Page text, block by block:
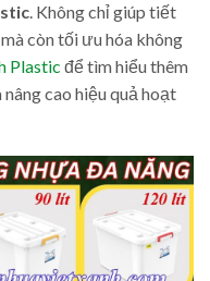
. Không chỉ giúp tiết
còn tối ưu hóa không
Plastic để tìm hiểu thêm
cao hiệu quả hoạt